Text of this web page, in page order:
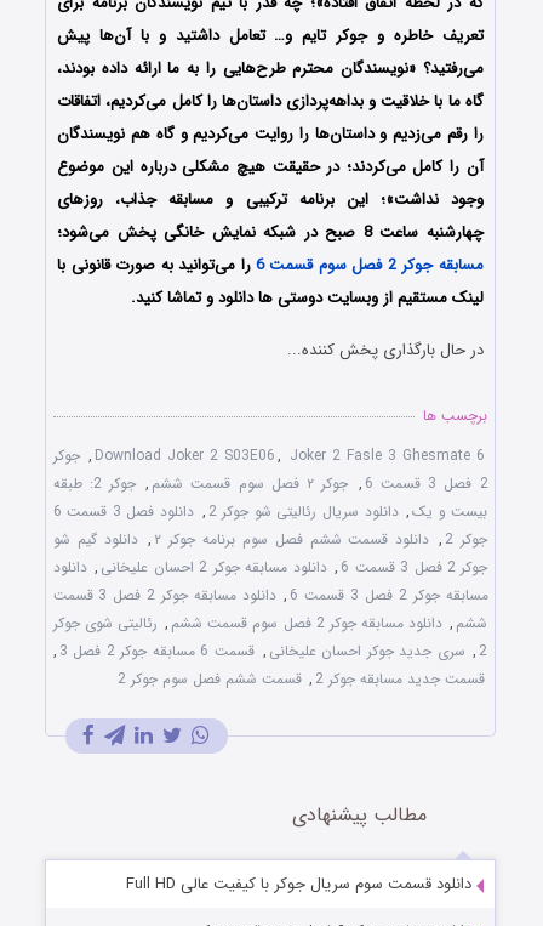
تعریف خاطره و جوکر تایم و… تعامل داشتید و با آن‌ها پیش
می‌رفتید؟ «نویسندگان محترم طرح‌هایی را به ما ارائه داده بودند،
گاه ما با خلاقیت و بداهه‌پردازی داستان‌ها را کامل می‌کردیم، اتفاقات
را رقم می‌زدیم و داستان‌ها را روایت می‌کردیم و گاه هم نویسندگان
آن را کامل می‌کردند؛ در حقیقت هیچ مشکلی درباره این موضوع
وجود نداشت»؛ این برنامه ترکیبی و مسابقه جذاب، روزهای
چهارشنبه ساعت 8 صبح در شبکه نمایش خانگی پخش می‌شود؛
مسابقه جوکر 2 فصل سوم قسمت 6
را می‌توانید به صورت قانونی با
لینک مستقیم از وبسایت دوستی ها دانلود و تماشا کنید.
در حال بارگذاری پخش کننده...
برچسب ها
Download Joker 2 S03E06, Joker 2 Fasle 3 Ghesmate 6
, جوکر
2 فصل 3 قسمت 6
, جوکر ۲ فصل سوم قسمت ششم ,
جوکر 2: طبقه
بیست و یک, دانلود سریال رئالیتی شو جوکر 2 ,
دانلود فصل 3 قسمت 6
جوکر 2
, دانلود قسمت ششم فصل سوم برنامه جوکر ۲ , دانلود گیم شو
جوکر 2 فصل 3 قسمت 6
, دانلود مسابقه جوکر 2 احسان علیخانی , دانلود
مسابقه جوکر 2 فصل 3 قسمت 6
,
دانلود مسابقه جوکر 2 فصل 3 قسمت
ششم , دانلود مسابقه جوکر 2 فصل سوم قسمت ششم , رئالیتی شوی جوکر
2
, سری جدید جوکر احسان علیخانی , قسمت 6 مسابقه جوکر 2 فصل 3
,
قسمت جدید مسابقه جوکر 2
, قسمت ششم فصل سوم جوکر 2
مطالب پیشنهادی
دانلود قسمت سوم سریال جوکر با کیفیت عالی Full HD